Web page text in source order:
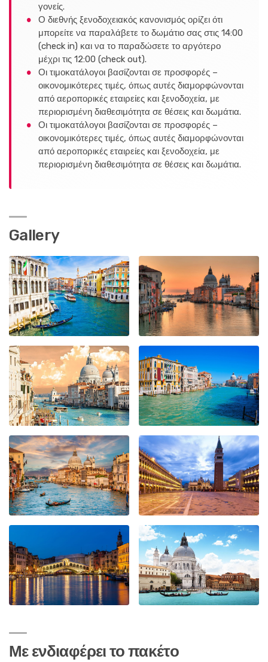
γονείς.
Ο διεθνής ξενοδοχειακός κανονισμός ορίζει ότι
μπορείτε να παραλάβετε το δωμάτιο σας στις 14:00
(check in) και να το παραδώσετε το αργότερο
μέχρι τις 12:00 (check out).
Οι τιμοκατάλογοι βασίζονται σε προσφορές –
οικονομικότερες τιμές, όπως αυτές διαμορφώνονται
από αεροπορικές εταιρείες και ξενοδοχεία, με
περιορισμένη διαθεσιμότητα σε θέσεις και δωμάτια.
Οι τιμοκατάλογοι βασίζονται σε προσφορές –
οικονομικότερες τιμές, όπως αυτές διαμορφώνονται
από αεροπορικές εταιρείες και ξενοδοχεία, με
περιορισμένη διαθεσιμότητα σε θέσεις και δωμάτια.
Gallery
Με ενδιαφέρει το πακέτο